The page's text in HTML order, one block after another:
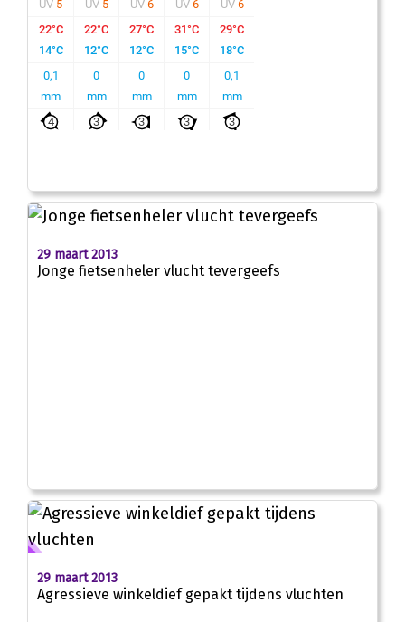
29 maart 2013
Jonge fietsenheler vlucht tevergeefs
29 maart 2013
Agressieve winkeldief gepakt tijdens vluchten